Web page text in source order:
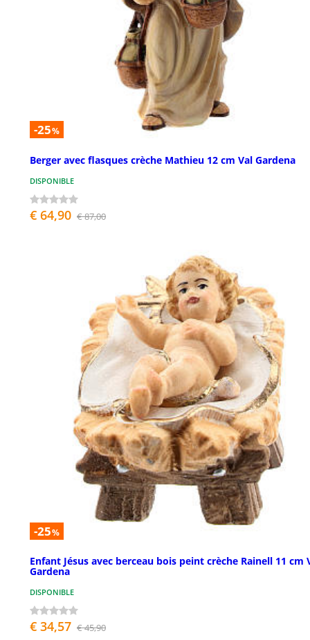
-25%
Berger avec flasques crèche Mathieu 12 cm Val Gardena
DISPONIBLE
€ 64,90 € 87,00
-25%
Enfant Jésus avec berceau bois peint crèche Rainell 11 cm
Gardena
DISPONIBLE
€ 34,57 € 45,90